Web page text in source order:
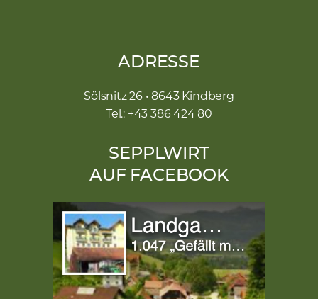
ADRESSE
Sölsnitz 26 • 8643 Kindberg
Tel.: +43 386 424 80
SEPPLWIRT
AUF FACEBOOK